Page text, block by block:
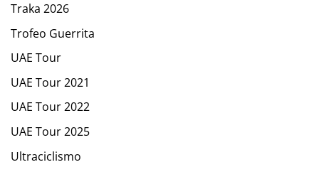
Traka 2026
Trofeo Guerrita
UAE Tour
UAE Tour 2021
UAE Tour 2022
UAE Tour 2025
Ultraciclismo